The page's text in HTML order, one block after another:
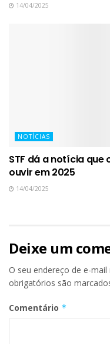
14/04/2025
NOTÍCIAS
STF dá a notícia
ouvir em 2025
14/04/2025
Deixe um
O seu endereço de e-
obrigatórios são
Comentário *